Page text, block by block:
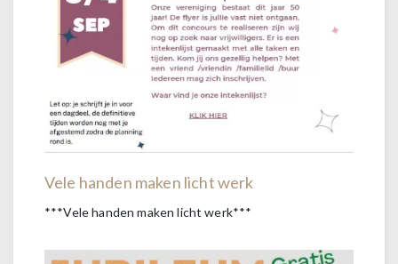
Vele handen maken licht werk
***Vele handen maken licht werk***